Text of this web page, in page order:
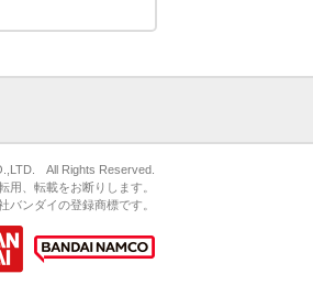
All Rights Reserved.
用、転載をお断りします。
バンダイの登録商標です。